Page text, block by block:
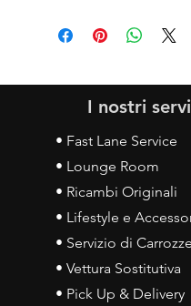
I nostri
• Fast Lane Service
• Lounge Room
• Ricambi Originali
• Lifestyle e
• Servizio di
• Vettura Sostitutiva
• Pick Up & Delivery